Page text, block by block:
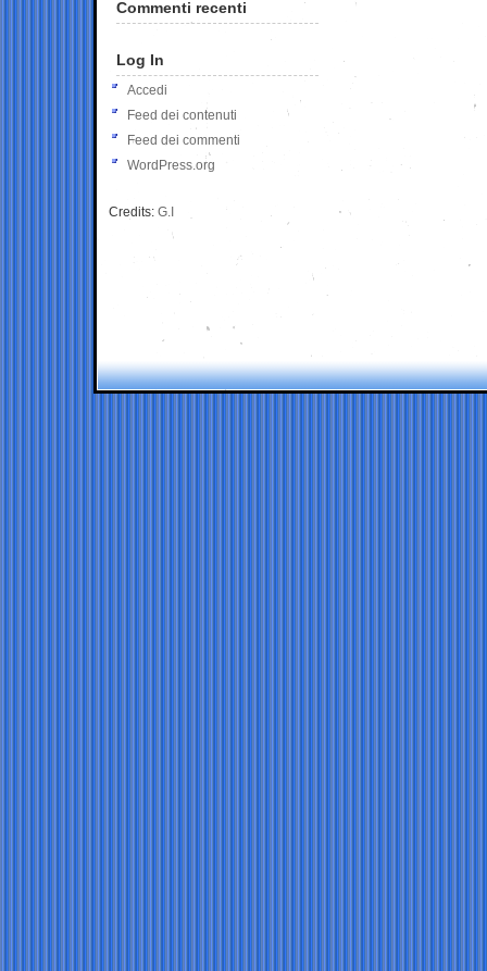
Commenti recenti
Log In
Accedi
Feed dei contenuti
Feed dei commenti
WordPress.org
Credits: G.I